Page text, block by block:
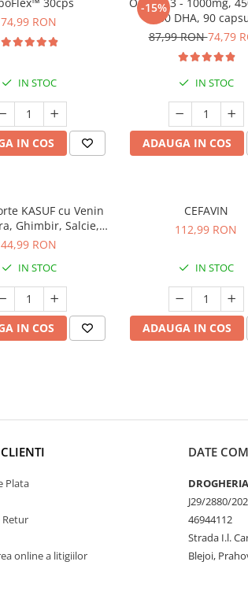
74,99 RON
IN STOC
IN COS
-15%
230 DHA, 90
87,99 RON74,79
IN STOC
ADAUGA IN COS
KASUF cu Venin
Ghimbir, Salcie,
Salvie 100ml
44,99 RON
IN STOC
IN COS
CEFAVIN
112,99 RON
IN STOC
ADAUGA IN COS
Plata
Retur
online a litigiilor
DATE
J29/2880/
46944112
Strada I.l.
Blejoi,